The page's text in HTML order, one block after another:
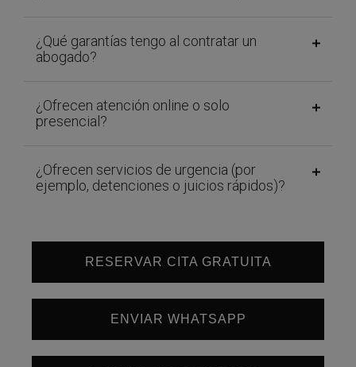
¿Qué garantías tengo al contratar un
abogado?
¿Ofrecen atención online o solo
presencial?
¿Ofrecen servicios de urgencia (por
ejemplo, detenciones o juicios rápidos)?
RESERVAR CITA GRATUITA
ENVIAR WHATSAPP